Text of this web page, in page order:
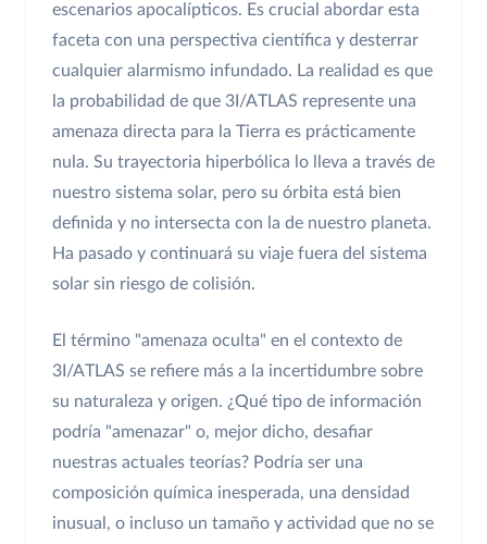
escenarios apocalípticos. Es crucial abordar esta
faceta con una perspectiva científica y desterrar
cualquier alarmismo infundado. La realidad es que
la probabilidad de que 3I/ATLAS represente una
amenaza directa para la Tierra es prácticamente
nula. Su trayectoria hiperbólica lo lleva a través de
nuestro sistema solar, pero su órbita está bien
definida y no intersecta con la de nuestro planeta.
Ha pasado y continuará su viaje fuera del sistema
solar sin riesgo de colisión.
El término "amenaza oculta" en el contexto de
3I/ATLAS se refiere más a la incertidumbre sobre
su naturaleza y origen. ¿Qué tipo de información
podría "amenazar" o, mejor dicho, desafiar
nuestras actuales teorías? Podría ser una
composición química inesperada, una densidad
inusual, o incluso un tamaño y actividad que no se